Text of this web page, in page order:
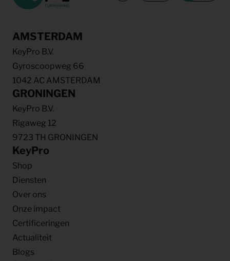
AMSTERDAM
KeyPro B.V.
Gyroscoopweg 66
1042 AC AMSTERDAM
GRONINGEN
KeyPro B.V.
Rigaweg 12
9723 TH GRONINGEN
KeyPro
Shop
Diensten
Over ons
Onze impact
Certificeringen
Actualiteit
Blogs